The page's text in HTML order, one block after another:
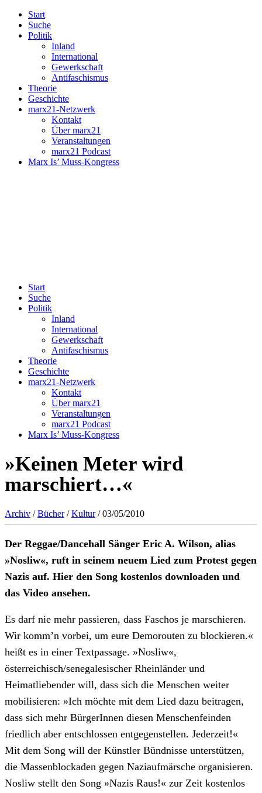
Start
Suche
Politik
Inland
International
Gewerkschaft
Antifaschismus
Theorie
Geschichte
marx21-Netzwerk
Kontakt
Über marx21
Veranstaltungen
marx21 Podcast
Marx Is’ Muss-Kongress
Start
Suche
Politik
Inland
International
Gewerkschaft
Antifaschismus
Theorie
Geschichte
marx21-Netzwerk
Kontakt
Über marx21
Veranstaltungen
marx21 Podcast
Marx Is’ Muss-Kongress
»Keinen Meter wird
marschiert…«
Archiv /Bücher/Kultur/ 03/05/2010
Der Reggae/Dancehall Sänger Eric A. Wilson, alias
»Nosliw«, ruft in seinem neuem Lied zum Protest gegen
Nazis auf. Hier den Song kostenlos downloaden und
das Video ansehen.
Es darf nie mehr passieren, dass Faschos je marschieren.
Wir komm’n vorbei, um eure Demorouten zu blockieren.«
heißt es in einer Textpassage. »Nosliw«,
österreichisch/senegalesischer Rheinländer und
Heimatliebender will, dass sich die Menschen weiter
mobilisieren: »Ich möchte mit dem Lied dazu beitragen,
dass sich mehr BürgerInnen diesen Menschenfeinden
friedlich aber entschlossen entgegenstellen. Jederzeit!«
Mit dem Song will der Künstler Bündnisse unterstützen,
die Massenblockaden gegen Naziaufmärsche organisieren.
Nosliw stellt den Song »Nazis Raus!« zur Zeit kostenlos